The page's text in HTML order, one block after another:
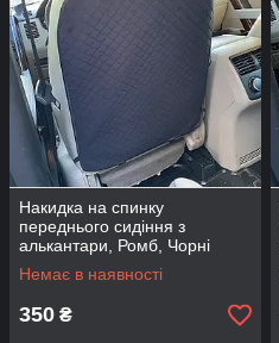
Накидка на спинку
переднього сидіння з
алькантари, Ромб, Чорні
Немає в наявності
350 ₴